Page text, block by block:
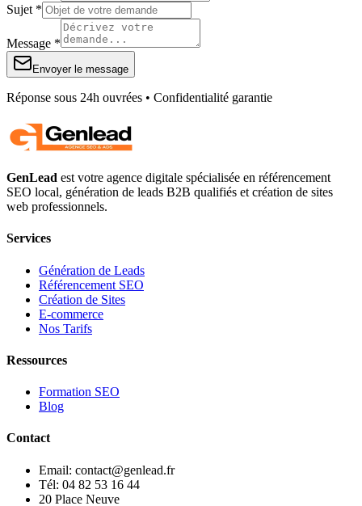
Sujet *
Message *
Envoyer le message
Réponse sous 24h ouvrées • Confidentialité garantie
GenLead est votre agence digitale spécialisée en référencement
SEO local, génération de leads B2B qualifiés et création de sites
web professionnels.
Services
Génération de Leads
Référencement SEO
Création de Sites
E-commerce
Nos Tarifs
Ressources
Formation SEO
Blog
Contact
Email: contact@genlead.fr
Tél: 04 82 53 16 44
20 Place Neuve